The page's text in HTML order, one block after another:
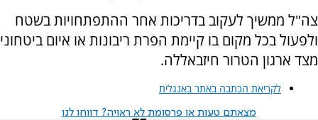
צה"ל ממשיך לעקוב בדריכות אחר ההתפתחויות בשטח
ולפעול בכל מקום בו קיימת הפרת ריבונות או איום ביטחוני
מצד ארגון הטרור חיזבאללה.
לקריאת הכתבה באתר באנגלית
מצאתם טעות או פרסומת לא ראויה? דווחו לנו